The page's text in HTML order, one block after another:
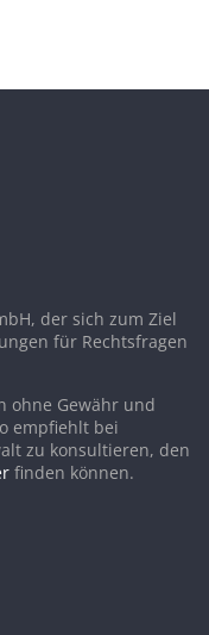
der sich zum Ziel
für Rechtsfragen
ohne Gewähr und
empfiehlt bei
zu konsultieren, den
finden können.